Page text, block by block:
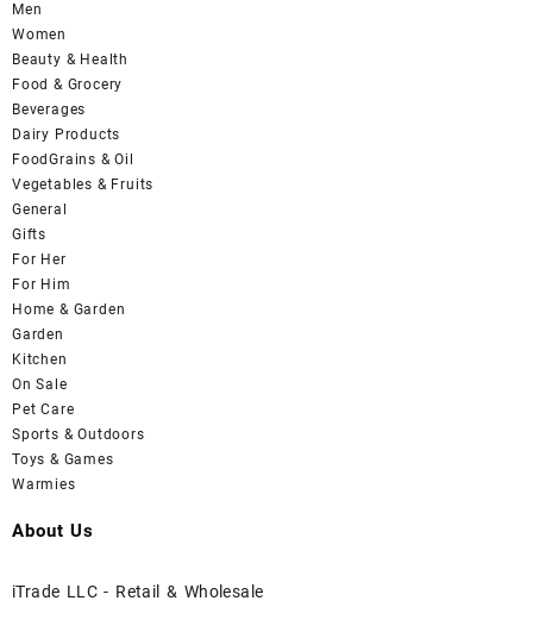
Men
Women
Beauty & Health
Food & Grocery
Beverages
Dairy Products
FoodGrains & Oil
Vegetables & Fruits
General
Gifts
For Her
For Him
Home & Garden
Garden
Kitchen
On Sale
Pet Care
Sports & Outdoors
Toys & Games
Warmies
About Us
iTrade LLC - Retail & Wholesale